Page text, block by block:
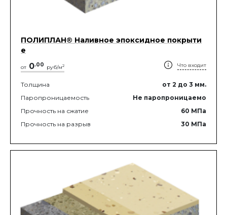
ПОЛИПЛАН® Наливное эпоксидное покрыти
е
от 0.00 руб/м2 Что входит
Толщина от 2 до 3 мм.
Паропроницаемость
Не паропроницаемо
Прочность на сжатие
60 МПа
Прочность на разрыв
30 МПа